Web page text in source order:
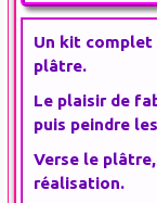
Un kit complet
plâtre.
Le plaisir de
puis peindre
Verse le
réalisation.